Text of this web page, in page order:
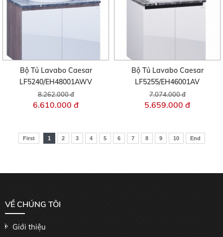
Bộ Tủ Lavabo Caesar
LF5240/EH48001AWV
8.262.000 đ
6.610.000 đ
Bộ Tủ Lavabo Caesar
LF5255/EH46001AV
7.074.000 đ
5.659.000 đ
First 1 2 3 4 5 6 7 8 9 10 End
VỀ CHÚNG TÔI
Giới thiệu